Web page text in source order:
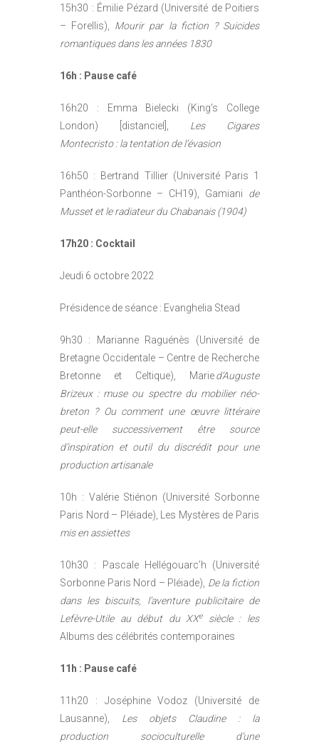
15h30 : Émilie Pézard (Université de Poitiers
– Forellis),
Mourir par la fiction ? Suicides
romantiques dans les années 1830
16h : Pause café
16h20 : Emma Bielecki (King’s College
London) [distanciel], Les Cigares
Montecristo : la tentation de l’évasion
16h50 : Bertrand Tillier (Université Paris 1
Panthéon-Sorbonne – CH19), Gamiani de
Musset et le radiateur du Chabanais (1904)
17h20 : Cocktail
Jeudi 6 octobre 2022
Présidence de séance : Evanghelia Stead
9h30 : Marianne Raguénès (Université de
Bretagne Occidentale – Centre de Recherche
Bretonne et Celtique), Maried’Auguste
Brizeux : muse ou spectre du mobilier néo-
breton ? Ou comment une œuvre littéraire
peut-elle successivement être source
d’inspiration et outil du discrédit pour une
production artisanale
10h : Valérie Stiénon (Université Sorbonne
Paris Nord – Pléiade), Les Mystères de Paris
mis en assiettes
10h30 : Pascale Hellégouarc’h (Université
Sorbonne Paris Nord – Pléiade), De la fiction
dans les biscuits, l’aventure publicitaire de
Lefèvre-Utile au début du XXesiècle : les
Albums des célébrités contemporaines
11h : Pause café
11h20 : Joséphine Vodoz (Université de
Lausanne), Les objets Claudine : la
production socioculturelle d’une